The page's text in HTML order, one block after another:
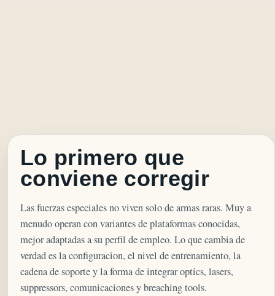
Lo primero que
conviene corregir
Las fuerzas especiales no viven solo de armas raras. Muy a
menudo operan con variantes de plataformas conocidas,
mejor adaptadas a su perfil de empleo. Lo que cambia de
verdad es la configuracion, el nivel de entrenamiento, la
cadena de soporte y la forma de integrar optics, lasers,
suppressors, comunicaciones y breaching tools.